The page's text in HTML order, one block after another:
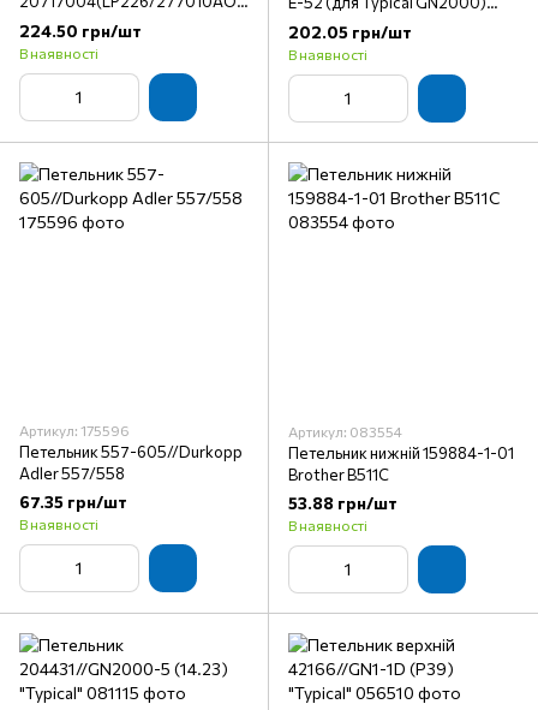
5)//757K "Siruba"/S-L/F5-
4D/EP "TypeSpecial"
224.50 грн/шт
В наявності
нижній
202.05 грн/шт
В наявності
Артикул: 175596
Петельник 557-605//Durkopp
Adler 557/558
67.35 грн/шт
В наявності
Артикул: 083554
Петельник нижній 159884-1-01
Brother B511C
53.88 грн/шт
В наявності